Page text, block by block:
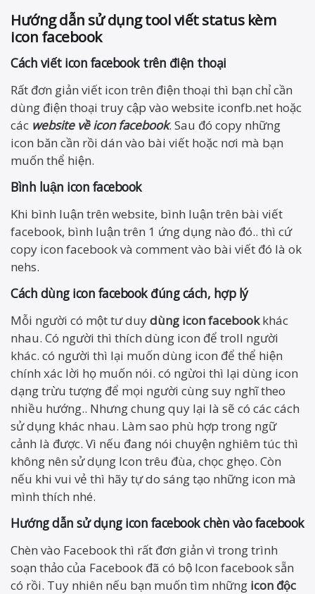
Hướng dẫn sử dụng tool viết status kèm
icon facebook
Cách viết icon facebook trên điện thoại
Rất đơn giản viết icon trên điện thoại thì bạn chỉ cần
dùng điện thoại truy cập vào website iconfb.net hoặc
các website về icon facebook. Sau đó copy những
icon băn cần rồi dán vào bài viết hoặc nơi mà bạn
muốn thể hiện.
Bình luận icon facebook
Khi bình luận trên website, bình luận trên bài viết
facebook, bình luận trên 1 ứng dụng nào đó.. thì cứ
copy icon facebook và comment vào bài viết đó là ok
nehs.
Cách dùng icon facebook đúng cách, hợp lý
Mỗi người có một tư duydùng icon facebookkhác
nhau. Có người thì thích dùng icon để troll người
khác. có người thì lại muốn dùng icon để thể hiện
chính xác lời họ muốn nói. có ngừoi thì lại dùng icon
dạng trừu tượng để mọi người cùng suy nghĩ theo
nhiều hướng.. Nhưng chung quy lại là sẽ có các cách
sử dụng khác nhau. Làm sao phù hợp trong ngữ
cảnh là được. Vì nếu đang nói chuyện nghiêm túc thì
không nên sử dụng Icon trêu đùa, chọc ghẹo. Còn
nếu khi vui vẻ thì hãy tự do sáng tạo những icon mà
mình thích nhé.
Hướng dẫn sử dụng icon facebook chèn vào facebook
Chèn vào Facebook thì rất đơn giản vì trong trình
soạn thảo của Facebook đã có bộ Icon facebook sẵn
có rồi. Tuy nhiên nếu bạn muốn tìm những icon độc